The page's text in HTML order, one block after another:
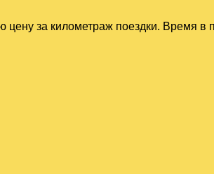
за километраж поездки. Время в